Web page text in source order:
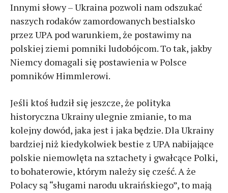
Innymi słowy – Ukraina pozwoli nam odszukać
naszych rodaków zamordowanych bestialsko
przez UPA pod warunkiem, że postawimy na
polskiej ziemi pomniki ludobójcom. To tak, jakby
Niemcy domagali się postawienia w Polsce
pomników Himmlerowi.
Jeśli ktoś łudził się jeszcze, że polityka
historyczna Ukrainy ulegnie zmianie, to ma
kolejny dowód, jaka jest i jaka będzie. Dla Ukrainy
bardziej niż kiedykolwiek bestie z UPA nabijające
polskie niemowlęta na sztachety i gwałcące Polki,
to bohaterowie, którym należy się cześć. A że
Polacy są “sługami narodu ukraińskiego”, to mają